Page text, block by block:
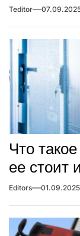
Teditor
Что
ее стоит
Editors 01.09.2025